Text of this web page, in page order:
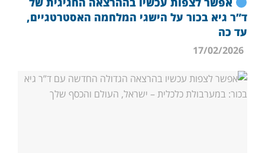
ד”ר גיא בכור על הישגי המלחמה האסטרטגיים,
עד כה